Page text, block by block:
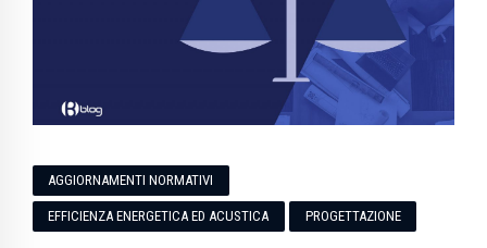
AGGIORNAMENTI NORMATIVI
EFFICIENZA ENERGETICA ED ACUSTICA PROGETTAZIONE